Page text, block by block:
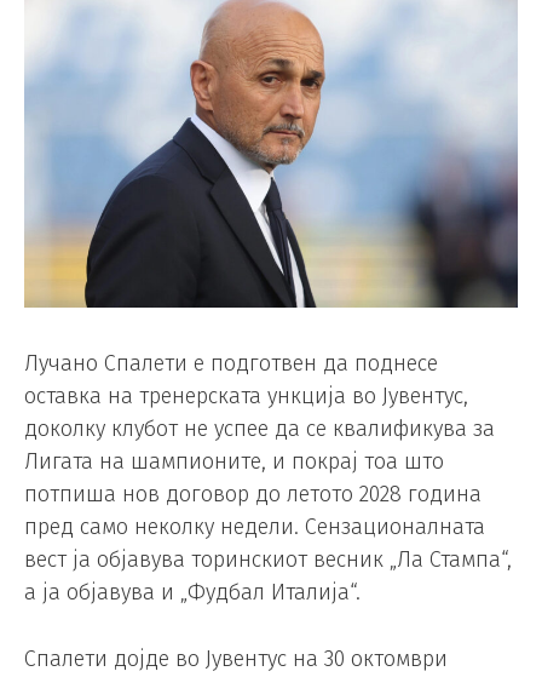
Лучано Спалети е подготвен да поднесе
оставка на тренерската ункција во Јувентус,
доколку клубот не успее да се квалификува за
Лигата на шампионите, и покрај тоа што
потпиша нов договор до летото 2028 година
пред само неколку недели. Сензационалната
вест ја објавува торинскиот весник „Ла Стампа“,
а ја објавува и „Фудбал Италија“.
Спалети дојде во Јувентус на 30 октомври